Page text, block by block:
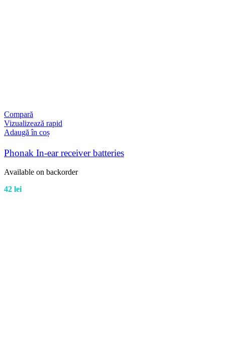
Compară
Vizualizează rapid
Adaugă în coș
Phonak In-ear receiver batteries
Available on backorder
42 lei